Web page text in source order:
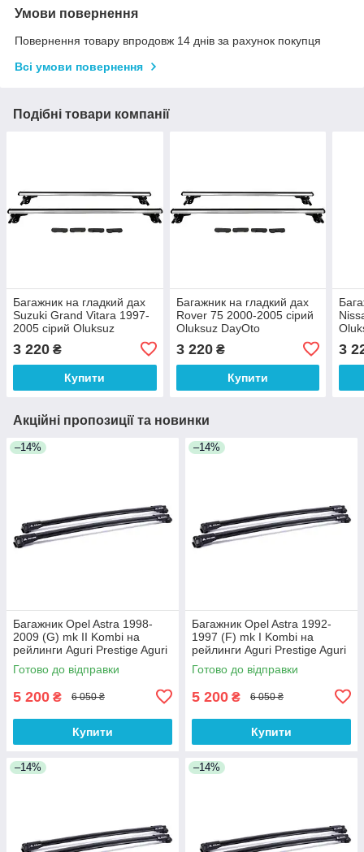
Умови повернення
Повернення товару впродовж 14 днів за рахунок покупця
Всі умови повернення
Подібні товари компанії
Багажник на гладкий дах
Suzuki Grand Vitara 1997-
2005 сірий Oluksuz
3 220 ₴
Купити
Багажник на гладкий дах
Rover 75 2000-2005 сірий
Oluksuz DayOto
3 220₴
Купити
3
Акційні пропозиції та новинки
–14%
Багажник Opel Astra 1998-
2009 (G) mk II Kombi на
рейлинги Aguri Prestige Aguri
Готово до відправки
5 200 ₴ 6 050 ₴
Купити
–14%
Багажник Opel Astra 1992-
1997 (F) mk I Kombi на
рейлинги Aguri Prestige Aguri
Готово до відправки
5 200 ₴ 6 050 ₴
Купити
–14% –14%